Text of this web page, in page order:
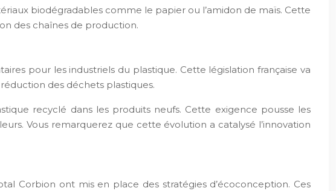
biodégradables comme le papier ou l’amidon de maïs. Cette
des chaînes de production.
pour les industriels du plastique. Cette législation française va
des déchets plastiques.
recyclé dans les produits neufs. Cette exigence pousse les
Vous remarquerez que cette évolution a catalysé l’innovation
Corbion ont mis en place des stratégies d’écoconception. Ces